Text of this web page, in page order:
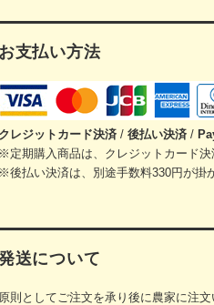
お支払い方法
クレジットカード決済 / 後払い決済 /
※定期購入商品は、クレジットカード決
※後払い決済は、別途手数料330円が掛
送について
原則としてご注文を承り後に農家に注文